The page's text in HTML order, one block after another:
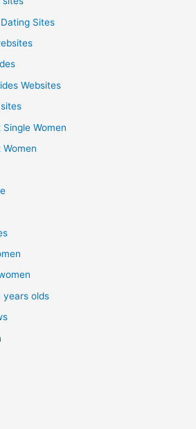
Sites
Websites
Women
Women
olds